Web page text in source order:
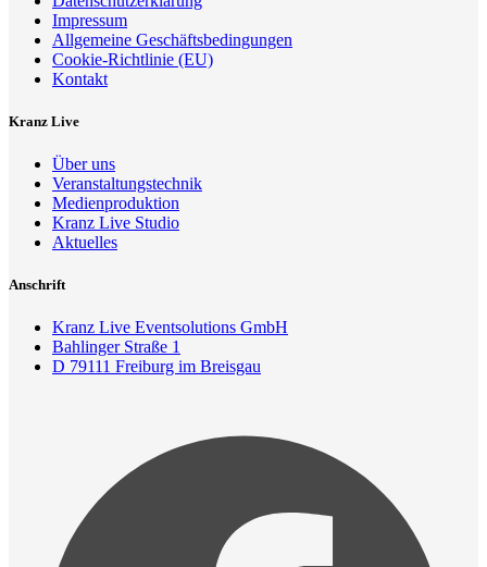
Impressum
Allgemeine Geschäftsbedingungen
Cookie-Richtlinie (EU)
Kontakt
Kranz Live
Über uns
Veranstaltungstechnik
Medienproduktion
Kranz Live Studio
Aktuelles
Anschrift
Kranz Live Eventsolutions GmbH
Bahlinger Straße 1
D 79111 Freiburg im Breisgau